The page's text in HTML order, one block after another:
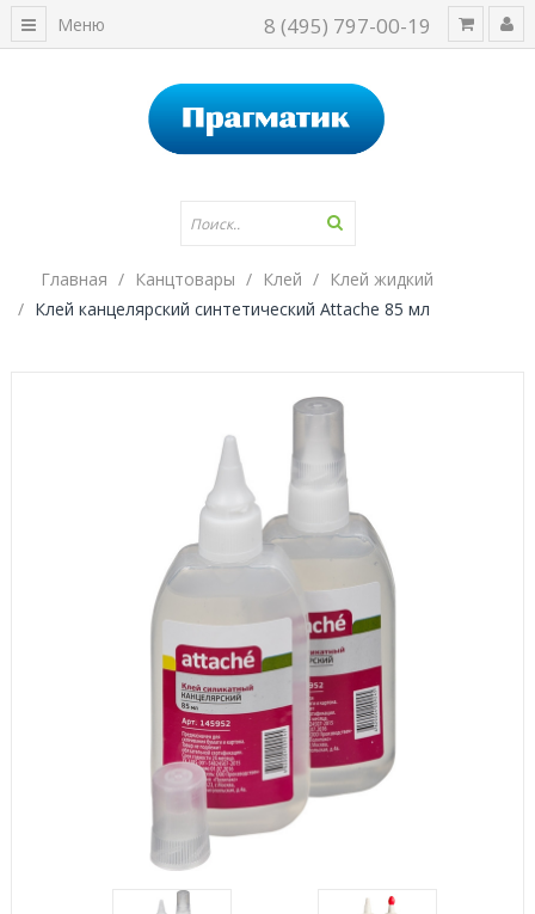
8 (495) 797-00-19
Меню
Главная Канцтовары Клей
Клей жидкий
Клей канцелярский синтетический Attache 85 мл